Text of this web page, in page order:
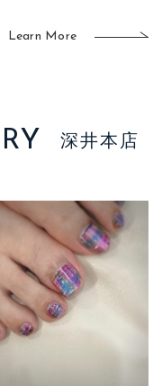
Learn More
深井本店